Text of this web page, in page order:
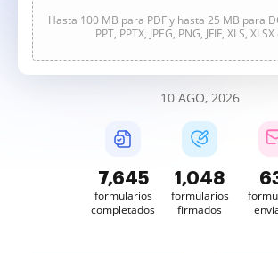
Hasta 100 MB para PDF y hasta 25 MB para
PPT, PPTX, JPEG, PNG, JFIF, XLS,
10 AGO, 2026
7,646
formularios
completados
1,048
formularios
firmados